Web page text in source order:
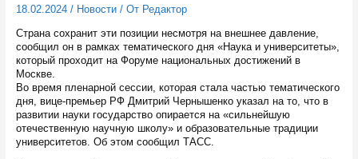
18.02.2024/ Новости/ От Редактор
Страна сохранит эти позиции несмотря на внешнее давление,
сообщил он в рамках тематического дня «Наука и университеты»,
который проходит на Форуме национальных достижений в
Москве.
Во время пленарной сессии, которая стала частью тематического
дня, вице-премьер РФ Дмитрий Чернышенко указал на то, что в
развитии науки государство опирается на «сильнейшую
отечественную научную школу» и образовательные традиции
университетов. Об этом сообщил ТАСС.